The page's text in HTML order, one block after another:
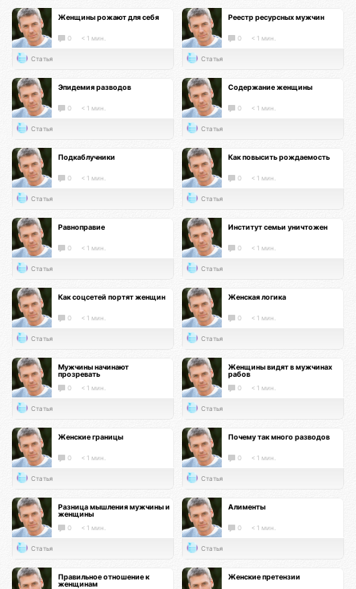
Женщины рожают для себя
0 < 1 мин.
Статья
Реестр ресурсных мужчин
0 < 1 мин.
Статья
Эпидемия разводов
0 < 1 мин.
Статья
Содержание женщины
0 < 1 мин.
Статья
Подкаблучники
0 < 1 мин.
Статья
Как повысить рождаемость
0 < 1 мин.
Статья
Равноправие
0 < 1 мин.
Статья
Институт семьи уничтожен
0 < 1 мин.
Статья
Как соцсетей портят женщин
0 < 1 мин.
Статья
Женская логика
0 < 1 мин.
Статья
Мужчины начинают
прозревать
0 < 1 мин.
Статья
Женщины видят в мужчинах
рабов
0 < 1 мин.
Статья
Женские границы
0 < 1 мин.
Статья
Почему так много разводов
0 < 1 мин.
Статья
Разница мышления мужчины и
женщины
0 < 1 мин.
Статья
Алименты
0 < 1 мин.
Статья
Правильное отношение к
женщинам
Женские претензии